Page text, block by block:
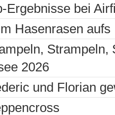
Ergebnisse bei
Hasenrasen
Strampeln,
2026
und Florian